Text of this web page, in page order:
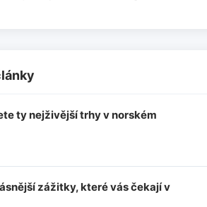
ty nejživější trhy v norském
zážitky, které vás čekají v